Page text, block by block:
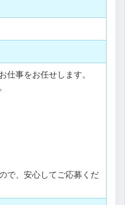
仕事をお任せします。
で、安心してご応募くだ